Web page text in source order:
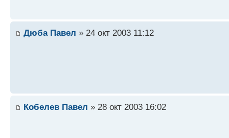
Дюба Павел » 24 окт 2003 11:12
Кобелев Павел » 28 окт 2003 16:02